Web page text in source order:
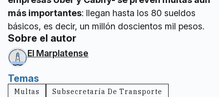
más importantes: llegan hasta los 80 sueldos
básicos, es decir, un millón doscientos mil pesos.
Sobre el autor
El Marplatense
Temas
Multas
Subsecretaría De Transporte